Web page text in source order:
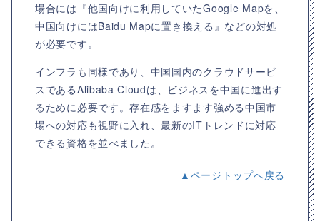
場合には『他国向けに利用していたGoogle Mapを、
中国向けにはBaidu Mapに置き換える』などの対処
が必要です。
インフラも同様であり、中国国内のクラウドサービ
スであるAlibaba Cloudは、ビジネスを中国に進出す
るために必要です。存在感をますます強める中国市
場への対応も視野に入れ、最新のITトレンドに対応
できる資格を並べました。
▲ページトップへ戻る